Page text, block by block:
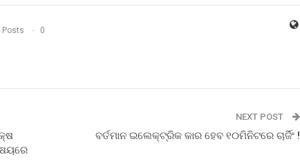
Posts 0
NEXT POST
ବର୍ତମାନ ଇଲେକ୍ଟ୍ରିକ କାର ହେବ ୧୦ମିନିଟରେ ଚାର୍ଜିଂ !